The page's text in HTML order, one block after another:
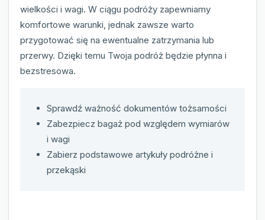
wielkości i wagi. W ciągu podróży zapewniamy
komfortowe warunki, jednak zawsze warto
przygotować się na ewentualne zatrzymania lub
przerwy. Dzięki temu Twoja podróż będzie płynna i
bezstresowa.
Sprawdź ważność dokumentów tożsamości
Zabezpiecz bagaż pod względem wymiarów
i wagi
Zabierz podstawowe artykuły podróżne i
przekąski